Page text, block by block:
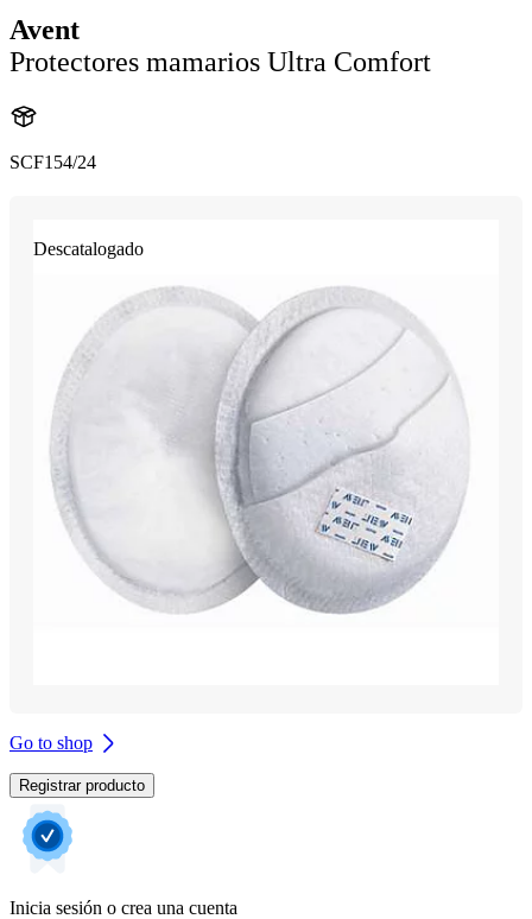
Avent
Protectores mamarios Ultra Comfort
SCF154/24
Descatalogado
Go to shop
Registrar producto
Inicia sesión o crea una cuenta